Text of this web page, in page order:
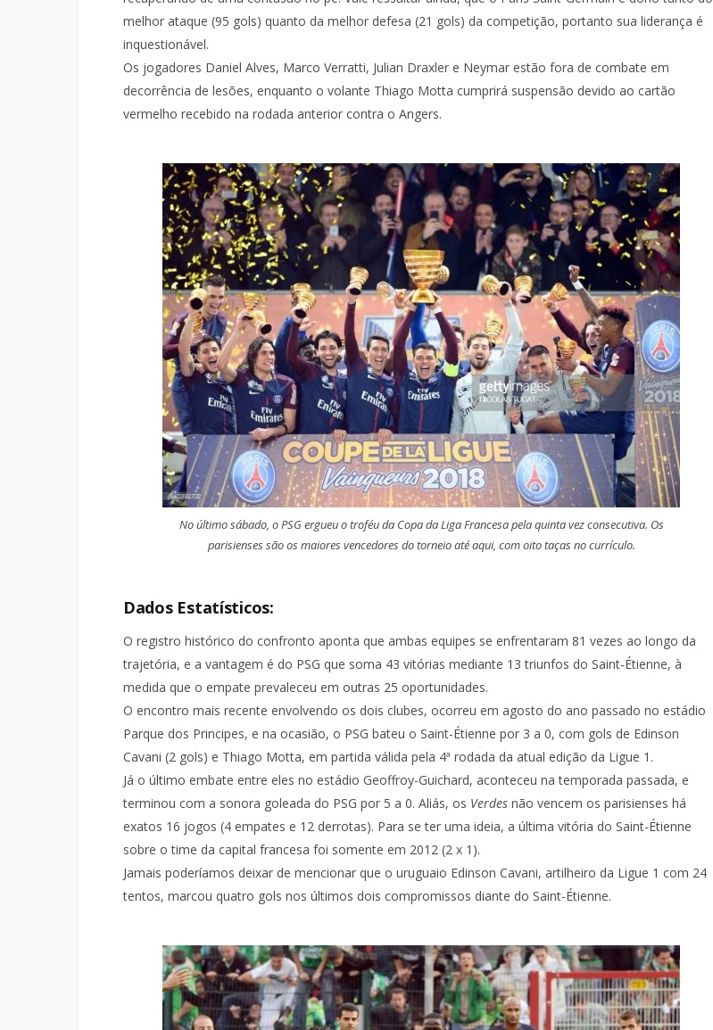
melhor ataque (95 gols) quanto da melhor defesa (21 gols) da competição, portanto sua liderança é
inquestionável.
Os jogadores Daniel Alves, Marco Verratti, Julian Draxler e Neymar estão fora de combate em
decorrência de lesões, enquanto o volante Thiago Motta cumprirá suspensão devido ao cartão
vermelho recebido na rodada anterior contra o Angers.
No último sábado, o PSG ergueu o troféu da Copa da Liga Francesa pela quinta vez consecutiva. Os
parisienses são os maiores vencedores do torneio até aqui, com oito taças no currículo.
Dados Estatísticos:
O registro histórico do confronto aponta que ambas equipes se enfrentaram 81 vezes ao longo da
trajetória, e a vantagem é do PSG que soma 43 vitórias mediante 13 triunfos do Saint-Étienne, à
medida que o empate prevaleceu em outras 25 oportunidades.
O encontro mais recente envolvendo os dois clubes, ocorreu em agosto do ano passado no estádio
Parque dos Principes, e na ocasião, o PSG bateu o Saint-Étienne por 3 a 0, com gols de Edinson
Cavani (2 gols) e Thiago Motta, em partida válida pela 4ª rodada da atual edição da Ligue 1.
Já o último embate entre eles no estádio Geoffroy-Guichard, aconteceu na temporada passada, e
terminou com a sonora goleada do PSG por 5 a 0. Aliás, os Verdes não vencem os parisienses há
exatos 16 jogos (4 empates e 12 derrotas). Para se ter uma ideia, a última vitória do Saint-Étienne
sobre o time da capital francesa foi somente em 2012 (2 x 1).
Jamais poderíamos deixar de mencionar que o uruguaio Edinson Cavani, artilheiro da Ligue 1 com 24
tentos, marcou quatro gols nos últimos dois compromissos diante do Saint-Étienne.